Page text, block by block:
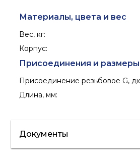
Материалы, цвета и вес
Вес, кг:
Корпус:
Присоединения и размеры
Присоединение резьбовое G,
Длина, мм:
Документы